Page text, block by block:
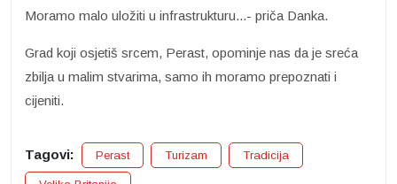
Moramo malo uložiti u infrastrukturu...- priča Danka.
Grad koji osjetiš srcem, Perast, opominje nas da je sreća
zbilja u malim stvarima, samo ih moramo prepoznati i
cijeniti.
Tagovi: Perast Turizam Tradicija